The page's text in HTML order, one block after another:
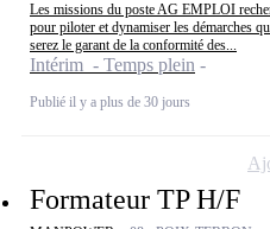
Les missions du poste AG EMPLOI
pour piloter et dynamiser les démarches
serez le garant de la conformité des...
Intérim - Temps plein
Publié il y a plus de 30 jours
Formateur TP H/F